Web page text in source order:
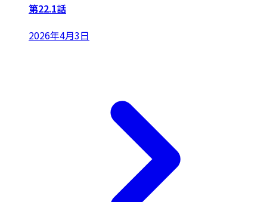
第22.1話
2026年4月3日